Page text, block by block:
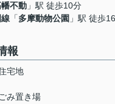
不動 」駅 徒歩10分
「多摩動物公園 」駅 徒歩
報
宅地
み置き場